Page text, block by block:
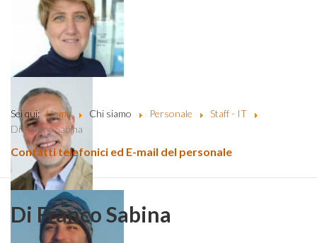
Sei qui:Home Chi siamo Personale
Staff - IT
Di Franco Sabina
Contatti telefonici ed E-mail del personale
Di Franco Sabina